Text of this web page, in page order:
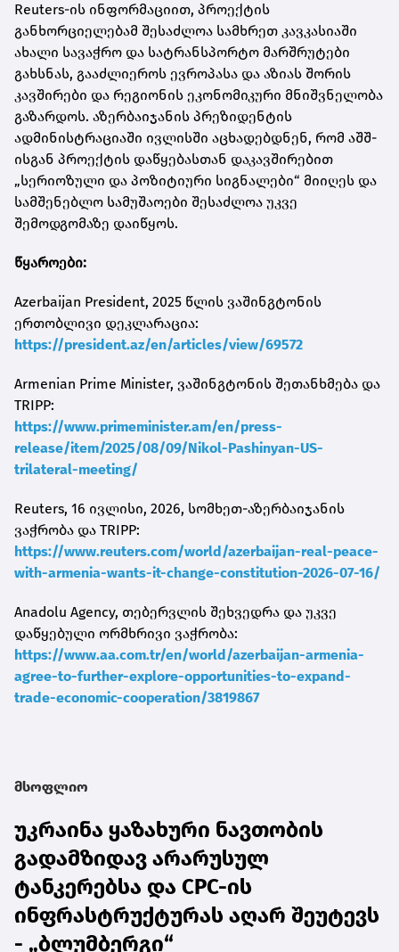
Reuters-ის ინფორმაციით, პროექტის
განხორციელებამ შესაძლოა სამხრეთ კავკასიაში
ახალი სავაჭრო და სატრანსპორტო მარშრუტები
გახსნას, გააძლიეროს ევროპასა და აზიას შორის
კავშირები და რეგიონის ეკონომიკური მნიშვნელობა
გაზარდოს. აზერბაიჯანის პრეზიდენტის
ადმინისტრაციაში ივლისში აცხადებდნენ, რომ აშშ-
ისგან პროექტის დაწყებასთან დაკავშირებით
„სერიოზული და პოზიტიური სიგნალები“ მიიღეს და
სამშენებლო სამუშაოები შესაძლოა უკვე
შემოდგომაზე დაიწყოს.
წყაროები:
Azerbaijan President, 2025 წლის ვაშინგტონის
ერთობლივი დეკლარაცია:
https://president.az/en/articles/view/69572
Armenian Prime Minister, ვაშინგტონის შეთანხმება და
TRIPP:
https://www.primeminister.am/en/press-
release/item/2025/08/09/Nikol-Pashinyan-US-
trilateral-meeting/
Reuters, 16 ივლისი, 2026, სომხეთ-აზერბაიჯანის
ვაჭრობა და TRIPP:
https://www.reuters.com/world/azerbaijan-real-peace-
with-armenia-wants-it-change-constitution-2026-07-16/
Anadolu Agency, თებერვლის შეხვედრა და უკვე
დაწყებული ორმხრივი ვაჭრობა:
https://www.aa.com.tr/en/world/azerbaijan-armenia-
agree-to-further-explore-opportunities-to-expand-
trade-economic-cooperation/3819867
მსოფლიო
უკრაინა ყაზახური ნავთობის
გადამზიდავ არარუსულ
ტანკერებსა და CPC-ის
ინფრასტრუქტურას აღარ შეუტევს
- „ბლუმბერგი“